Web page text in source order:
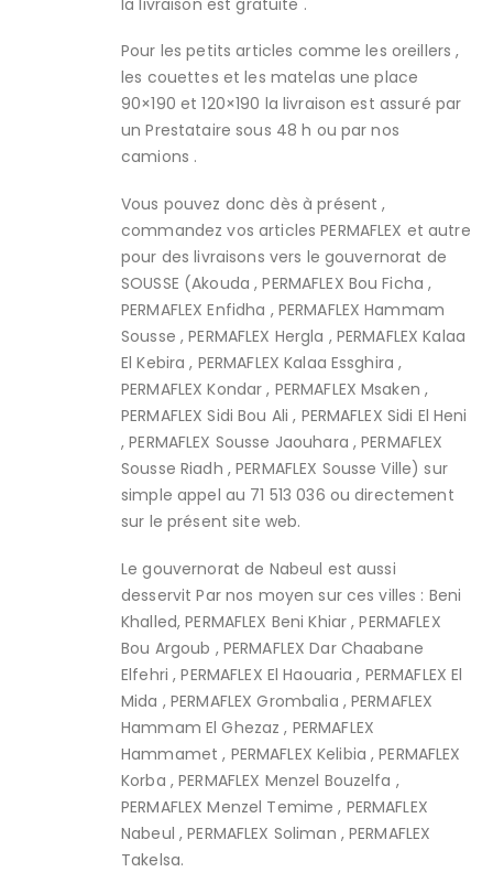
Pour les petits articles comme les oreillers ,
les couettes et les matelas une place
90×190 et 120×190 la livraison est assuré par
un Prestataire sous 48 h ou par nos
camions .
Vous pouvez donc dès à présent ,
commandez vos articles PERMAFLEX et autre
pour des livraisons vers le gouvernorat de
SOUSSE (Akouda , PERMAFLEX Bou Ficha ,
PERMAFLEX Enfidha , PERMAFLEX Hammam
Sousse , PERMAFLEX Hergla , PERMAFLEX Kalaa
El Kebira , PERMAFLEX Kalaa Essghira ,
PERMAFLEX Kondar , PERMAFLEX Msaken ,
PERMAFLEX Sidi Bou Ali , PERMAFLEX Sidi El Heni
, PERMAFLEX Sousse Jaouhara , PERMAFLEX
Sousse Riadh , PERMAFLEX Sousse Ville) sur
simple appel au 71 513 036 ou directement
sur le présent site web.
Le gouvernorat de Nabeul est aussi
desservit Par nos moyen sur ces villes : Beni
Khalled, PERMAFLEX Beni Khiar , PERMAFLEX
Bou Argoub , PERMAFLEX Dar Chaabane
Elfehri , PERMAFLEX El Haouaria , PERMAFLEX El
Mida , PERMAFLEX Grombalia , PERMAFLEX
Hammam El Ghezaz , PERMAFLEX
Hammamet , PERMAFLEX Kelibia , PERMAFLEX
Korba , PERMAFLEX Menzel Bouzelfa ,
PERMAFLEX Menzel Temime , PERMAFLEX
Nabeul , PERMAFLEX Soliman , PERMAFLEX
Takelsa.